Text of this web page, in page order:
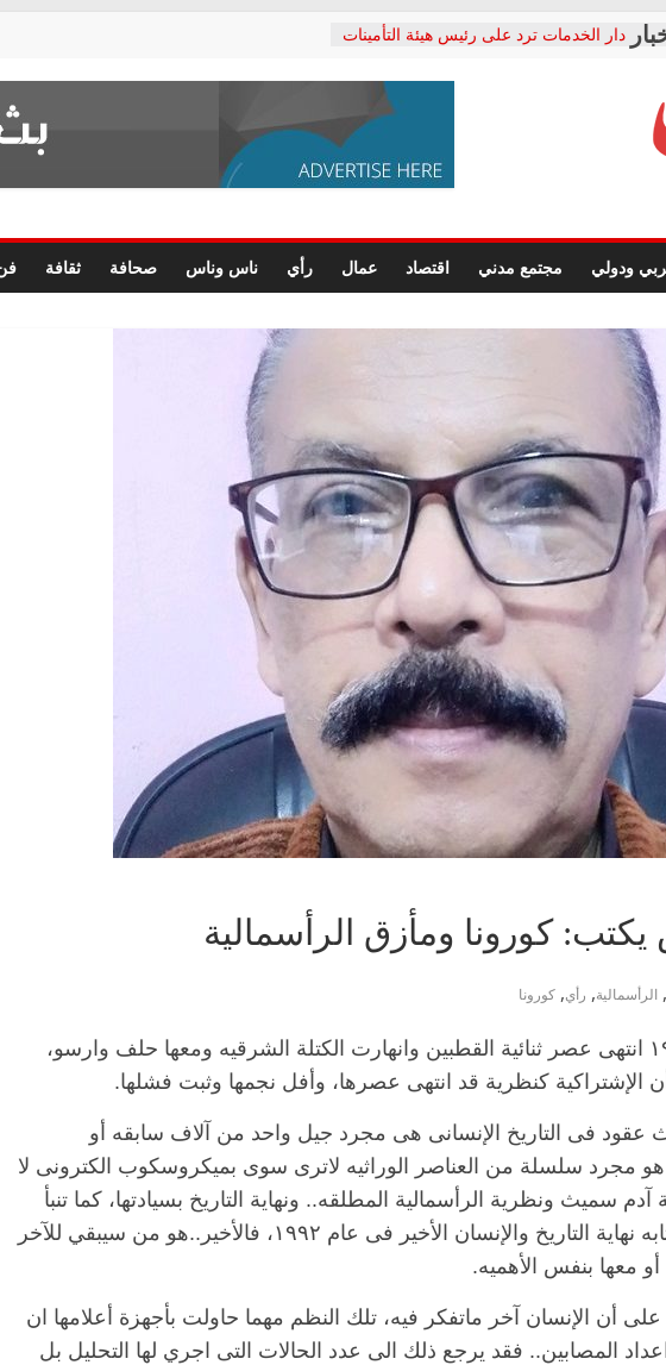
دار الخدمات ترد على رئيس هيئة التأمينات
معاناة أصحاب المعاشات.. ونطالب بكشف
فرحات سليمان يكتب: القطاع الصحي إلى
حزب التحالف الشعبي يطلق لجنة “الحق
صور .. اعتماد الرسومات النهائية للقرار
الوزاري لمدينة الصحفيين.. وانتهاء أعمال
إنشاء المبنى الإداري
متابعة قضية الدكتور محمد زهران.. ويؤكد:
ودولي مجتمع مدني اقتصاد عمال رأي ناس وناس صحافة ثقافة
كورونا ومأزق الرأسمالية
, الرأسمالية, رأي, كورونا
حين سقط جدار برلين فى ١٩٨٩ انتهى عصر ثنائية القطبين وانهارت الكتلة الشرقيه ومعها حلف وارسو،
الإشتراكية كنظرية قد انتهى عصرها، وأفل نجمها وثبت فشلها.
عقود فى التاريخ الإنسانى هى مجرد جيل واحد من آلاف سابقه أو
مجرد سلسلة من العناصر الوراثيه لاترى سوى بميكروسكوب الكترونى لا
سميث ونظرية الرأسمالية المطلقه.. ونهاية التاريخ بسيادتها، كما تنبأ
كذبا فرانسيس فوكوياما فى كتابه نهاية التاريخ والإنسان الأخير فى عام ١٩٩٢، فالأخير..هو من سيبقي للآخر
معها بنفس الأهميه.
على أن الإنسان آخر ماتفكر فيه، تلك النظم مهما حاولت بأجهزة أعلامها ان
المصابين.. فقد يرجع ذلك الى عدد الحالات التى اجري لها التحليل بل